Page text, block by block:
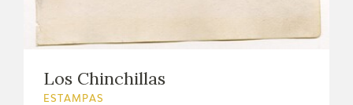
Los Chinchillas
ESTAMPAS